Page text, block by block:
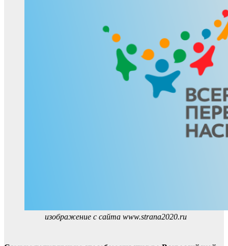
изображение с сайта www.strana2020.ru